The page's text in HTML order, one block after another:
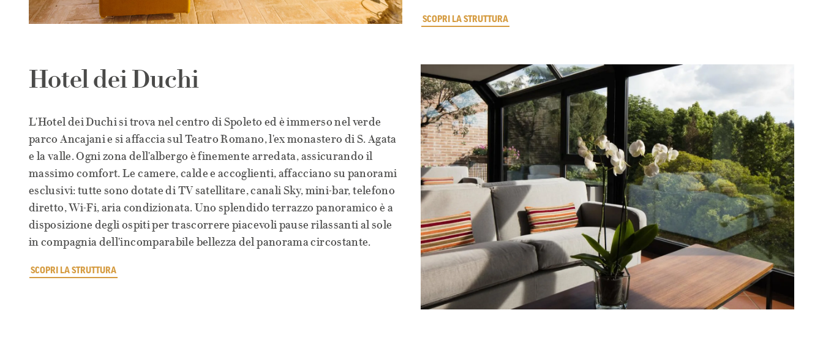
SCOPRI LA STRUTTURA
Hotel dei Duchi
L'Hotel dei Duchi si trova nel centro di Spoleto ed è immerso nel verde
parco Ancajani e si affaccia sul Teatro Romano, l'ex monastero di S. Agata
e la valle. Ogni zona dell'albergo è finemente arredata, assicurando il
massimo comfort. Le camere, calde e accoglienti, affacciano su panorami
esclusivi: tutte sono dotate di TV satellitare, canali Sky, mini-bar, telefono
diretto, Wi-Fi, aria condizionata. Uno splendido terrazzo panoramico è a
disposizione degli ospiti per trascorrere piacevoli pause rilassanti al sole
in compagnia dell'incomparabile bellezza del panorama circostante.
SCOPRI LA STRUTTURA